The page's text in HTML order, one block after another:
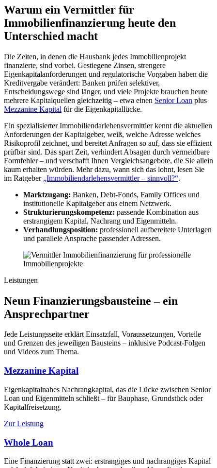
Warum ein Vermittler für
Immobilienfinanzierung heute den
Unterschied macht
Die Zeiten, in denen die Hausbank jedes Immobilienprojekt
finanzierte, sind vorbei. Gestiegene Zinsen, strengere
Eigenkapitalanforderungen und regulatorische Vorgaben haben die
Kreditvergabe verändert: Banken prüfen selektiver,
Entscheidungswege sind länger, und viele Projekte brauchen heute
mehrere Kapitalquellen gleichzeitig – etwa einen Senior Loan plus
Mezzanine Kapital für die Eigenkapitallücke.
Ein spezialisierter Immobiliendarlehensvermittler kennt die aktuellen
Anforderungen der Kapitalgeber, weiß, welche Adresse welches
Risikoprofil zeichnet, und bereitet Anfragen so auf, dass sie effizient
prüfbar sind. Das spart Zeit, verhindert Absagen durch vermeidbare
Formfehler – und verschafft Ihnen Vergleichsangebote, die Sie allein
kaum erhalten würden. Mehr dazu, wann sich das lohnt, lesen Sie
im Ratgeber „Immobiliendarlehensvermittler – sinnvoll?“.
Marktzugang: Banken, Debt-Fonds, Family Offices und
institutionelle Kapitalgeber aus einem Netzwerk.
Strukturierungskompetenz: passende Kombination aus
erstrangigem Kapital, Nachrang und Eigenmitteln.
Verhandlungsposition: professionell aufbereitete Unterlagen
und parallele Ansprache passender Adressen.
Leistungen
Neun Finanzierungsbausteine – ein
Ansprechpartner
Jede Leistungsseite erklärt Einsatzfall, Voraussetzungen, Vorteile
und Grenzen des jeweiligen Bausteins – inklusive Podcast-Folgen
und Videos zum Thema.
Mezzanine Kapital
Eigenkapitalnahes Nachrangkapital, das die Lücke zwischen Senior
Loan und Eigenmitteln schließt – für Bauphase, Grundstück oder
Kapitalfreisetzung.
Zur Leistung
Whole Loan
Eine Finanzierung statt zwei: erstrangiges und nachrangiges Kapital